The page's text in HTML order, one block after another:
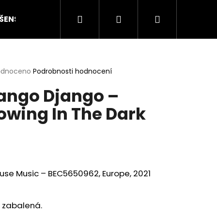
HODNOCENÍ STAVU O NÁS
Hledat PřihlášeníNákupní
Podrobnosti hodnocení
Django –
In The Dark
Music – BEC5650962, Europe, 2021
zabalená.